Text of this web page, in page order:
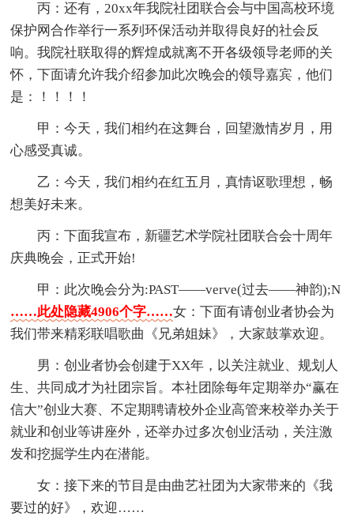
丙：还有，20xx年我院社团联合会与中国高校环境
保护网合作举行一系列环保活动并取得良好的社会反
响。我院社联取得的辉煌成就离不开各级领导老师的关
怀，下面请允许我介绍参加此次晚会的领导嘉宾，他们
是：！！！！
甲：今天，我们相约在这舞台，回望激情岁月，用
心感受真诚。
乙：今天，我们相约在红五月，真情讴歌理想，畅
想美好未来。
丙：下面我宣布，新疆艺术学院社团联合会十周年
庆典晚会，正式开始!
甲：此次晚会分为:PAST——verve(过去——神韵);N
……此处隐藏4906个字……女：下面有请创业者协会为
我们带来精彩联唱歌曲《兄弟姐妹》，大家鼓掌欢迎。
男：创业者协会创建于XX年，以关注就业、规划人
生、共同成才为社团宗旨。本社团除每年定期举办“赢在
信大”创业大赛、不定期聘请校外企业高管来校举办关于
就业和创业等讲座外，还举办过多次创业活动，关注激
发和挖掘学生内在潜能。
女：接下来的节目是由曲艺社团为大家带来的《我
要过的好》，欢迎……